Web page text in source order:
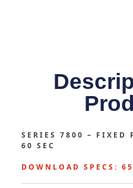
SERIES 7800 – FIXED
60 SEC
DOWNLOAD SPECS: